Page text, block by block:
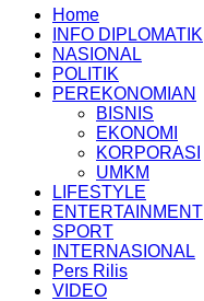
Home
INFO DIPLOMATIK
NASIONAL
POLITIK
PEREKONOMIAN
BISNIS
EKONOMI
KORPORASI
UMKM
LIFESTYLE
ENTERTAINMENT
SPORT
INTERNASIONAL
Pers Rilis
VIDEO